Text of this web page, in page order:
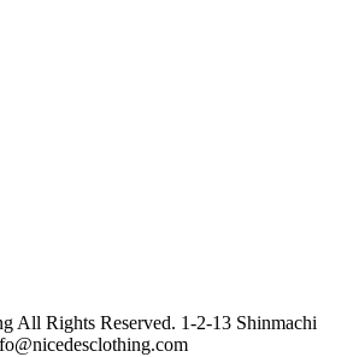
All Rights Reserved. 1-2-13 Shinmachi